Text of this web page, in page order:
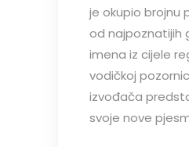
je okupio brojnu
od najpoznatijih
imena iz cijele
vodičkoj
izvođača
svoje nove